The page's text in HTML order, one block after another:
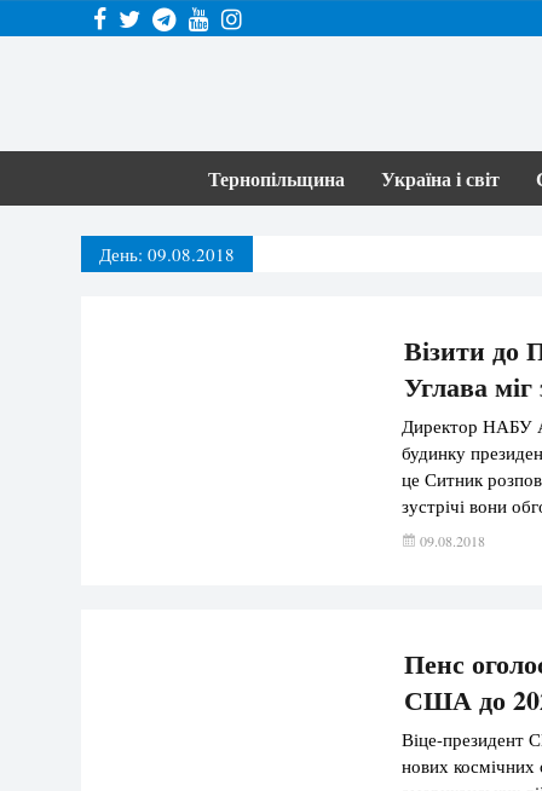
Тернопільщина Україна і світ
День: 09.08.2018
Візити до
Углава
Директор НАБУ
будинку
це Ситник
зустрічі вони
саме Порошенко
09.08.2018
Пенс
США до
Віце-президент
нових